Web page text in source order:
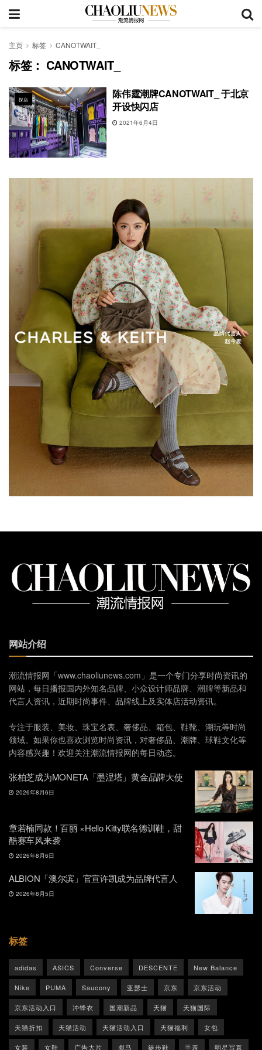
主页 标签 CANOTWAIT_
标签： CANOTWAIT_
探店
陈伟霆潮牌CANOTWAIT_ 于北京
开设快闪店
2021年6月4日
网站介绍
潮流情报网「www.chaoliunews.com」是一个专门分享时尚资讯的
网站，每日播报国内外知名品牌、小众设计师品牌、潮牌等新品和
代言人资讯，近期时尚事件、品牌线上及实体店活动资讯。
专注于服装、美妆、珠宝名表、奢侈品、箱包、鞋靴、潮玩等时尚
领域。如果你也喜欢浏览时尚资讯，对奢侈品、潮牌、球鞋文化等
内容感兴趣！欢迎关注潮流情报网的每日动态。
张柏芝成为MONETA「墨涅塔」黄金品牌大使
2026年8月6日
章若楠同款！百丽 ×Hello Kitty联名德训鞋，甜
酷赛车风来袭
2026年8月6日
ALBION「澳尔滨」官宣许凯成为品牌代言人
2026年8月5日
标签
adidas ASICS Converse DESCENTE New Balance
Nike PUMA Saucony 亚瑟士 京东 京东活动
京东活动入口 冲锋衣 国潮新品 天猫 天猫国际
天猫折扣 天猫活动 天猫活动入口 天猫福利 女包
女装 女鞋 广告大片 彪马 徒步鞋 手表 明星写真